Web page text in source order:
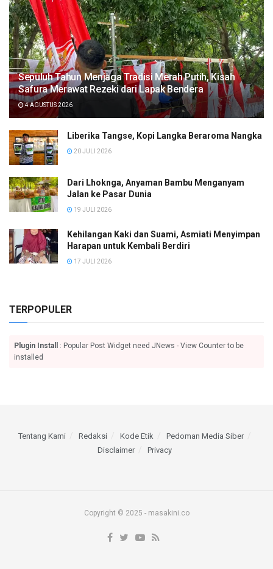
Sepuluh Tahun Menjaga Tradisi Merah Putih, Kisah
Safura Merawat Rezeki dari Lapak Bendera
4 AGUSTUS 2026
Liberika Tangse, Kopi Langka Beraroma Nangka
20 JULI 2026
Dari Lhoknga, Anyaman Bambu Menganyam
Jalan ke Pasar Dunia
19 JULI 2026
Kehilangan Kaki dan Suami, Asmiati Menyimpan
Harapan untuk Kembali Berdiri
17 JULI 2026
TERPOPULER
Plugin Install
: Popular Post Widget need JNews - View Counter to be
installed
Tentang Kami Redaksi Kode Etik
Pedoman Media Siber
Disclaimer
Privacy
Copyright © 2025 - masakini.co